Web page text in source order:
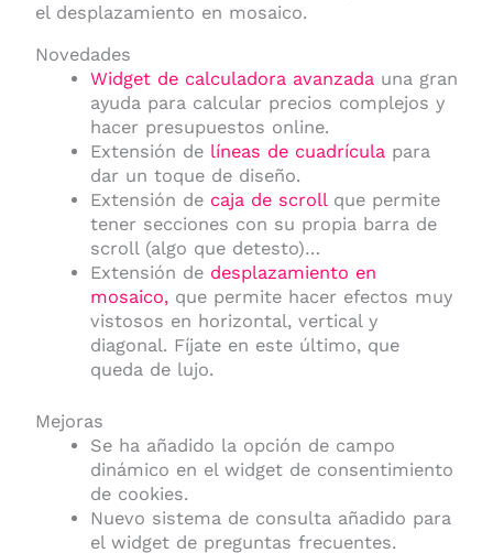
el desplazamiento en mosaico.
Novedades
Widget de calculadora avanzadauna gran
ayuda para calcular precios complejos y
hacer presupuestos online.
Extensión de líneas de cuadrículapara
dar un toque de diseño.
Extensión de caja de scrollque permite
tener secciones con su propia barra de
scroll (algo que detesto)…
Extensión de desplazamiento en
mosaico,que permite hacer efectos muy
vistosos en horizontal, vertical y
diagonal. Fíjate en este último, que
queda de lujo.
Mejoras
Se ha añadido la opción de campo
dinámico en el widget de consentimiento
de cookies.
Nuevo sistema de consulta añadido para
el widget de preguntas frecuentes.